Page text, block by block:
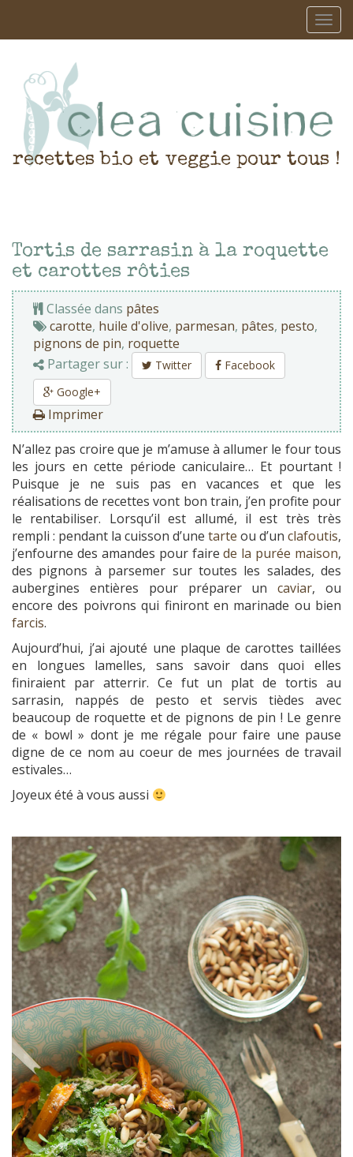
recettes bio et veggie pour tous !
Tortis de sarrasin à la roquette
et carottes rôties
Classée dans pâtes
carotte, huile d'olive, parmesan, pâtes, pesto,
pignons de pin, roquette
Partager sur :
Twitter
Facebook
Google+
Imprimer
N’allez pas croire que je m’amuse à allumer le four tous
les jours en cette période caniculaire… Et pourtant !
Puisque je ne suis pas en vacances et que les
réalisations de recettes vont bon train, j’en profite pour
le rentabiliser. Lorsqu’il est allumé, il est très très
rempli : pendant la cuisson d’une tarte ou d’un clafoutis,
j’enfourne des amandes pour fairede la purée maison,
des pignons à parsemer sur toutes les salades, des
aubergines entières pour préparer uncaviar, ou
encore des poivrons qui finiront en marinade ou bien
farcis.
Aujourd’hui, j’ai ajouté une plaque de carottes taillées
en longues lamelles, sans savoir dans quoi elles
finiraient par atterrir. Ce fut un plat de tortis au
sarrasin, nappés de pesto et servis tièdes avec
beaucoup de roquette et de pignons de pin ! Le genre
de « bowl » dont je me régale pour faire une pause
digne de ce nom au coeur de mes journées de travail
estivales…
Joyeux été à vous aussi